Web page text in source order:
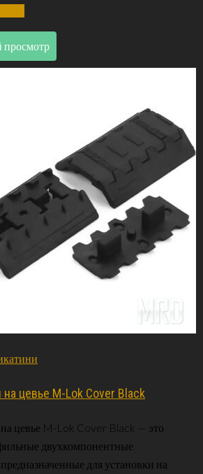
на цевье M-Lok Cover Black
цевье M-Lok Cover Black — это
двухкомпонентные
для установки на